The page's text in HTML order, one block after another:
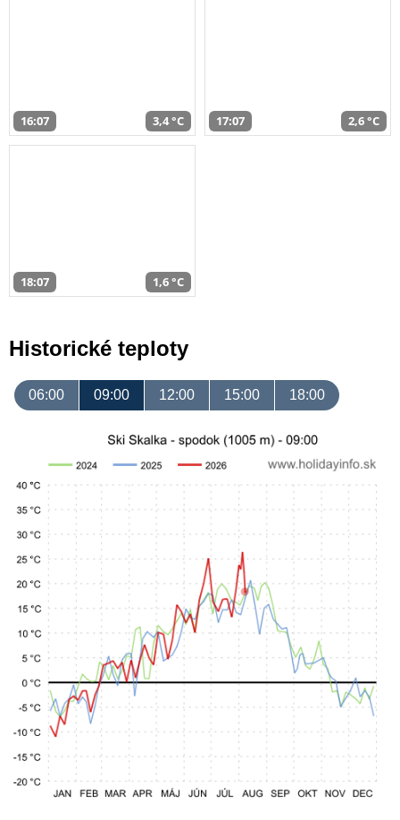
16:07 3,4 °C 17:07 2,6 °C
18:07 1,6 °C
Historické teploty
06:00 09:00 12:00 15:00 18:00